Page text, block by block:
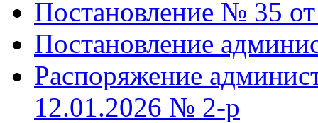
Постановление № 35
Постановление
Распоряжение
12.01.2026 № 2-р